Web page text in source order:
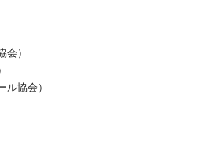
）
協会）